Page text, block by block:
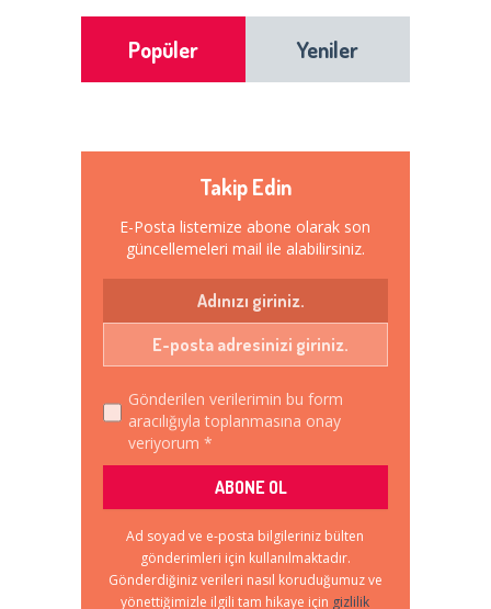
Popüler Yeniler
Takip Edin
E-Posta listemize abone olarak son
güncellemeleri mail ile alabilirsiniz.
Gönderilen verilerimin bu form
aracılığıyla toplanmasına onay
veriyorum *
Ad soyad ve e-posta bilgileriniz bülten
gönderimleri için kullanılmaktadır.
Gönderdiğiniz verileri nasıl koruduğumuz ve
yönettiğimizle ilgili tam hikaye için gizlilik